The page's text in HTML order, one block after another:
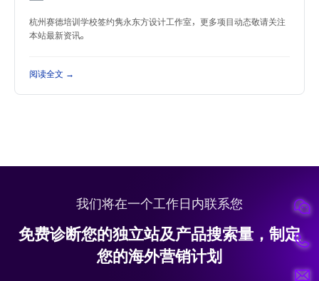
杭州赛德培训学校签约隽永东方设计工作室，更多项目动态敬请关注
本站最新资讯。
阅读全文 →
我们将在一个工作日内联系您
免费诊断您的独立站及产品搜索量，制定
您的海外营销计划